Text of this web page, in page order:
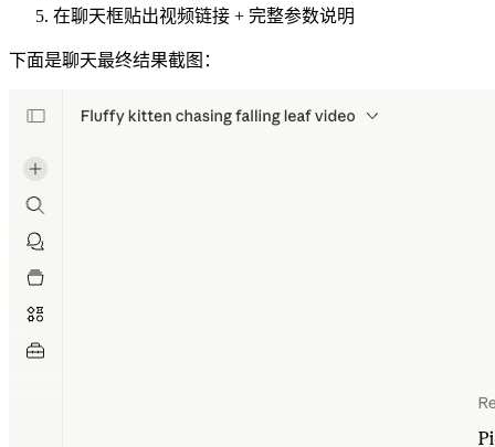
在聊天框贴出视频链接 + 完整参数说明
下面是聊天最终结果截图：